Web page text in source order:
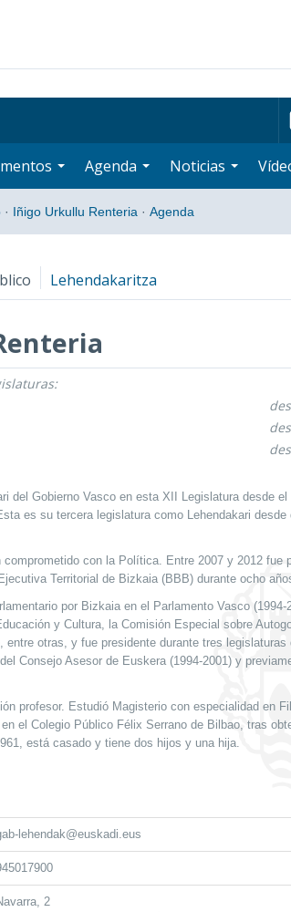
Agenda Noticias
· Iñigo Urkullu Renteria · Agenda
Lehendakaritza
fin
del Gobierno Vasco en esta XII Legislatura desde
es su tercera legislatura como Lehendakari
comprometido con la Política. Entre 2007 y 2012 fue
Territorial de Bizkaia (BBB) durante ocho
por Bizkaia en el Parlamento Vasco
y Cultura, la Comisión Especial sobre
entre otras, y fue presidente durante tres
Consejo Asesor de Euskera (1994-2001) y
profesor. Estudió Magisterio con especialidad en
el Colegio Público Félix Serrano de Bilbao, tras
está casado y tiene dos hijos y una hija.
lehendak@euskadi.eus
2